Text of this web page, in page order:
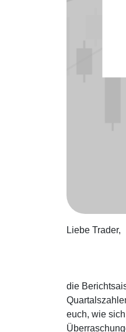
Liebe Trader,
die
euch, wie